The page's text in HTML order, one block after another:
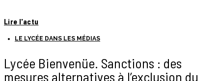
Lire l'actu
LE LYCÉE DANS LES MÉDIAS
Lycée Bienvenüe. Sanctions : des
mesures alternatives à l’exclusion du